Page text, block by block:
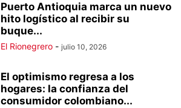
Puerto Antioquia marca un nuevo
hito logístico al recibir su
buque...
El Rionegrero - julio 10, 2026
El optimismo regresa a los
hogares: la confianza del
consumidor colombiano...